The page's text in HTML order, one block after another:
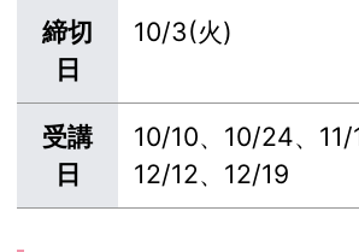
締切
日
10/3(火)
受講
日
10/10、10/24、11/
12/12、12/19